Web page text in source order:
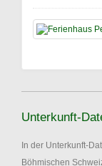
Unterkunft-
In der Unterkunft-
Böhmischen